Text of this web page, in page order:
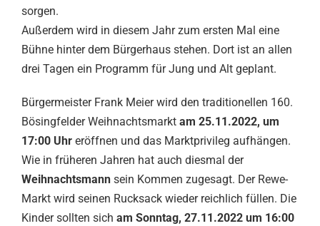
sorgen.
Außerdem wird in diesem Jahr zum ersten Mal eine
Bühne hinter dem Bürgerhaus stehen. Dort ist an allen
drei Tagen ein Programm für Jung und Alt geplant.
Bürgermeister Frank Meier wird den traditionellen 160.
Bösingfelder Weihnachtsmarkt am 25.11.2022, um
17:00 Uhr eröffnen und das Marktprivileg aufhängen.
Wie in früheren Jahren hat auch diesmal der
Weihnachtsmann sein Kommen zugesagt. Der Rewe-
Markt wird seinen Rucksack wieder reichlich füllen. Die
Kinder sollten sich am Sonntag, 27.11.2022 um 16:00